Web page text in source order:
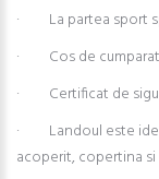
· La partea sport
· Cos de
· Certificat de
· Landoul este
acoperit, copertina